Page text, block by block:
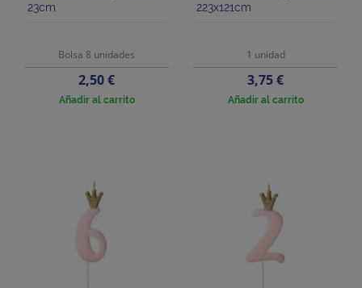
23cm
Bolsa 8 unidades
Precio
2,50 €
Añadir al carrito
223x121cm
1 unidad
Precio
3,75 €
Añadir al carrito